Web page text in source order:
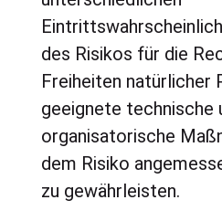
des Risikos für die
Freiheiten natürlicher
geeignete technische
organisatorische
dem Risiko
zu gewährleisten.